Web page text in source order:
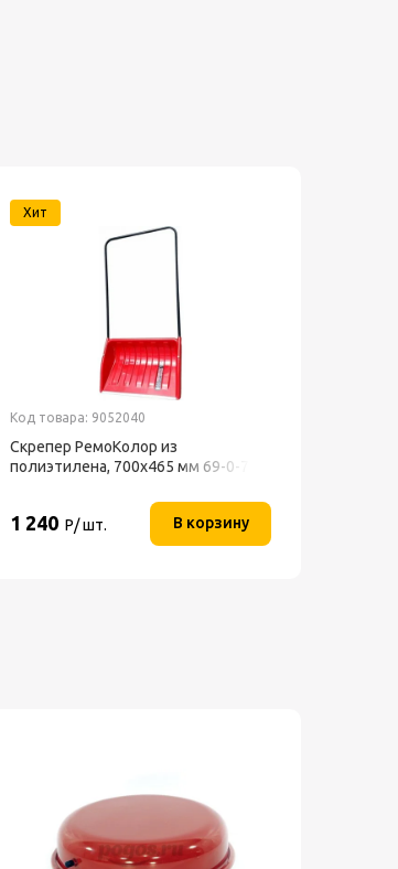
Хит
Код товара: 9052040
Скрепер РемоКолор из
полиэтилена, 700x465 мм 69-0-700
1 240 Р/ шт. В корзину